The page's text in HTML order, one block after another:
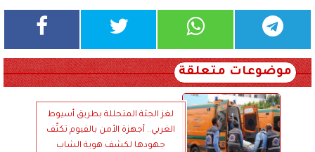
موضوعات متعلقة
لغز الجثة المتحللة بطريق أسيوط
الغربي.. أجهزة الأمن بالفيوم تكثّف
جهودها لكشف هوية الشاب